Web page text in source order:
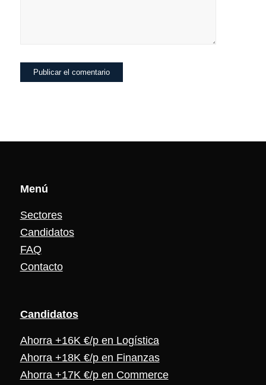
Menú
Sectores
Candidatos
FAQ
Contacto
Candidatos
Ahorra +16K €/p en Logística
Ahorra +18K €/p en Finanzas
Ahorra +17K €/p en Commerce